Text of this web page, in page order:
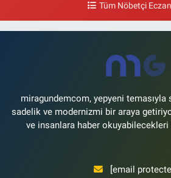
Yol Tarifi Al
Şenlikköy Mahallesi Harman Sokak 43 4B
Tüm Nöbetçi
miragundemcom, yepyeni
sadelik ve modernizmi bir araya
ve insanlara haber okuyabilecekleri
[email